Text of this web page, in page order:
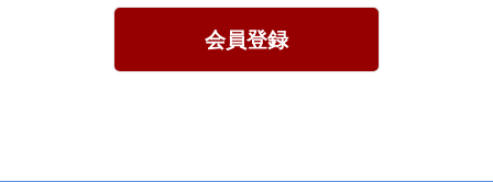
会員登録